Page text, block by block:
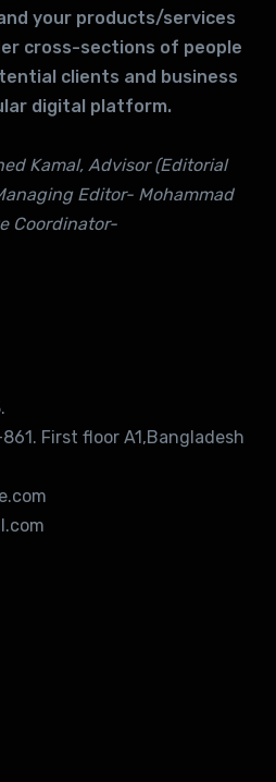
your products/services
cross-sections of people
clients and business
digital platform.
Kamal, Advisor (Editorial
Editor- Mohammad
Coordinator-
First floor A1,Bangladesh